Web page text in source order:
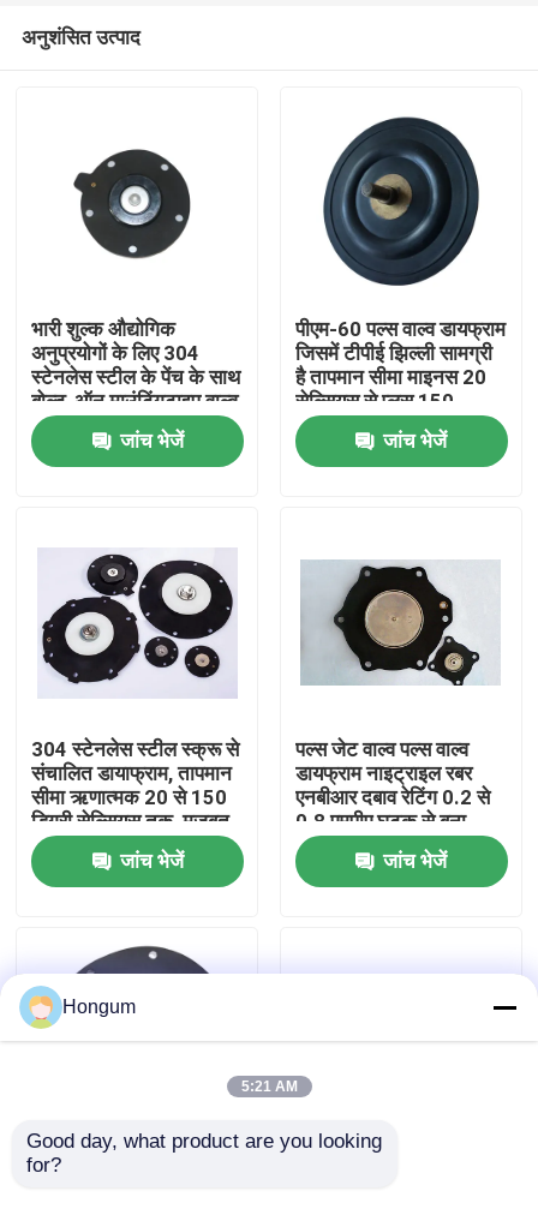
उत्पाद
हमारे बारे में
कारखाने का दौरा
गुणवत्ता नियंत्रण
समाचार
मामले
उद्धरण मांगें
अनुशंसित उत्पाद
भारी शुल्क औद्योगिक
अनुप्रयोगों के लिए 304
स्टेनलेस स्टील के पेंच के साथ
बोल्ट-ऑन माउंटिंगटाइप वाल्व
एक्ट्यूएटर
जांच भेजें
पीएम-60 पल्स वाल्व डायफ्राम
जिसमें टीपीई झिल्ली सामग्री
है तापमान सीमा माइनस 20
सेल्सियस से प्लस 150
सेल्सियस औद्योगिक उपकरण
के लिए आदर्शजांच भेजें
304 स्टेनलेस स्टील स्क्रू से
संचालित डायाफ्राम, तापमान
सीमा ऋणात्मक 20 से 150
डिग्री सेल्सियस तक, मजबूत
औद्योगिक उपयोग के लिए
जांच भेजें
पल्स जेट वाल्व पल्स वाल्व
डायफ्राम नाइट्राइल रबर
एनबीआर दबाव रेटिंग 0.2 से
0.8 एमपीए घटक से बना
जांच भेजें
वाल्व आंदोलन और विस्तारित
Hongum
5:21 AM
Good day, what product are you looking
for?